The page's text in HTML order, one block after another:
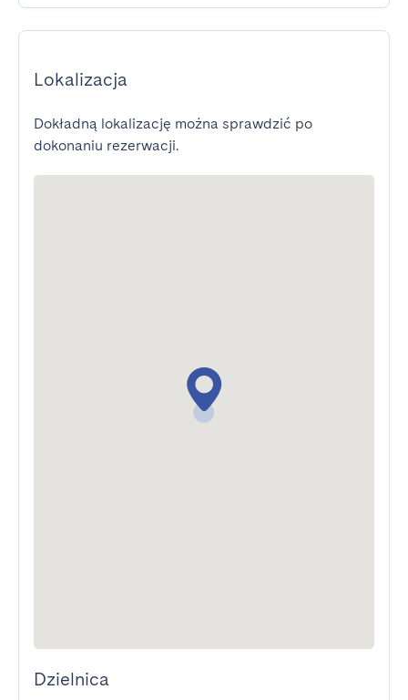
Lokalizacja
Dokładną lokalizację można sprawdzić po
dokonaniu rezerwacji.
Dzielnica